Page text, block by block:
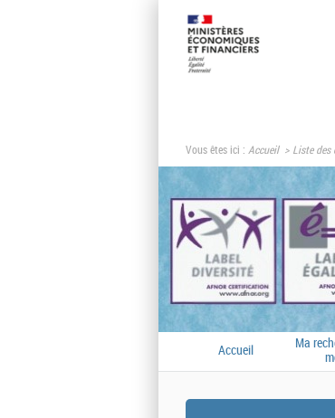
Vous êtes ici : Accueil Liste des
Accueil
Ma